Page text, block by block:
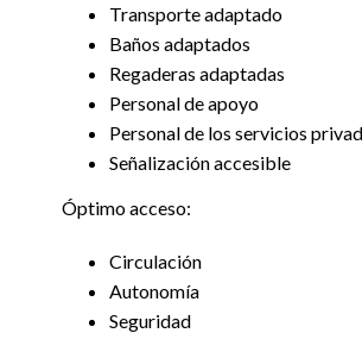
Transporte adaptado
Baños adaptados
Regaderas adaptadas
Personal de apoyo
Personal de los servicios
Señalización accesible
Óptimo acceso:
Circulación
Autonomía
Seguridad